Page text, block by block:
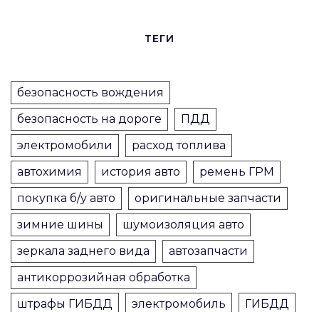
ТЕГИ
безопасность вождения
безопасность на дороге
ПДД
электромобили
расход топлива
автохимия
история авто
ремень ГРМ
покупка б/у авто
оригинальные запчасти
зимние шины
шумоизоляция авто
зеркала заднего вида
автозапчасти
антикоррозийная обработка
штрафы ГИБДД
электромобиль
ГИБДД